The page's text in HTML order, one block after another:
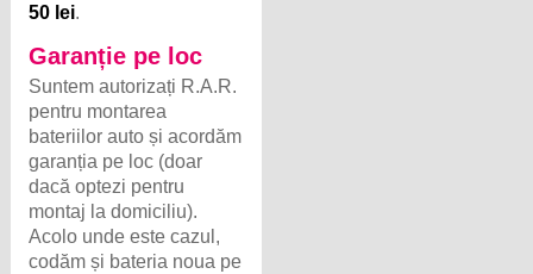
50 lei.
Garanție pe loc
Suntem autorizați R.A.R.
pentru montarea
bateriilor auto și acordăm
garanția pe loc (doar
dacă optezi pentru
montaj la domiciliu).
Acolo unde este cazul,
codăm și bateria noua pe